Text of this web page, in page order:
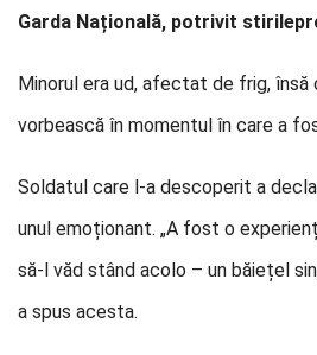
Garda Națională, potrivit
Minorul era ud, afectat de frig,
vorbească în momentul în care a
Soldatul care l-a descoperit a
unul emoționant. „A fost o
să-l văd stând acolo – un băiețel
a spus acesta.